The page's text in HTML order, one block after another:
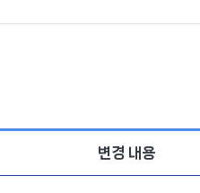
변경 내용